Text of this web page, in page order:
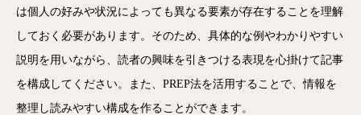
は個人の好みや状況によっても異なる要素が存在することを理解
しておく必要があります。そのため、具体的な例やわかりやすい
説明を用いながら、読者の興味を引きつける表現を心掛けて記事
を構成してください。また、PREP法を活用することで、情報を
整理し読みやすい構成を作ることができます。